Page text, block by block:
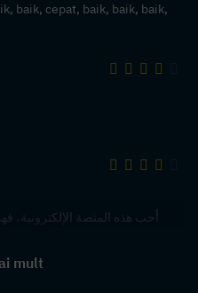
baik, cepat, baik, baik, baik,
أحب هذه المنصة الإلكترونية،
mult